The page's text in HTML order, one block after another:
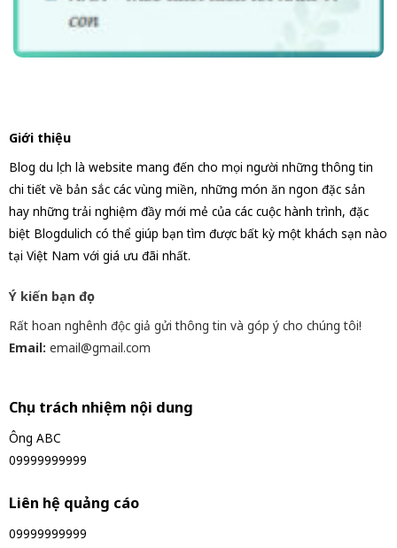
Giới thiệu
Blog du lịch là website mang đến cho mọi người những thông tin
chi tiết về bản sắc các vùng miền, những món ăn ngon đặc sản
hay những trải nghiệm đầy mới mẻ của các cuộc hành trình, đặc
biệt Blogdulich có thể giúp bạn tìm được bất kỳ một khách sạn nào
tại Việt Nam với giá ưu đãi nhất.
Ý kiến bạn đọc
Rất hoan nghênh độc giả gửi thông tin và góp ý cho chúng tôi!
Email: email@gmail.com
Chịu trách nhiệm nội dung
Ông ABC
09999999999
Liên hệ quảng cáo
09999999999